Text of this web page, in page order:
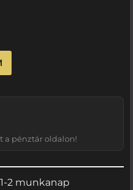
a pénztár oldalon!
1-2 munkanap